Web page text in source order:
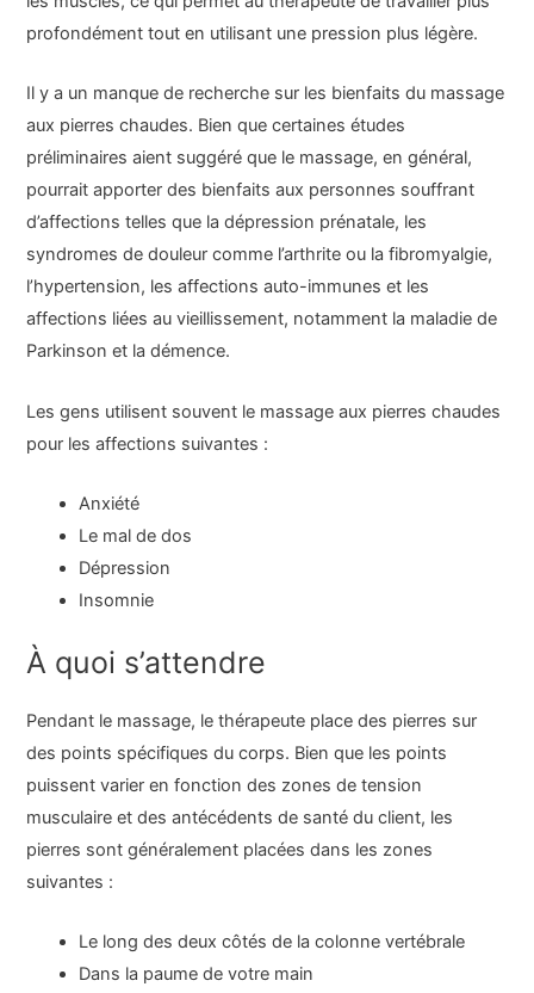
profondément tout en utilisant une pression plus légère.
Il y a un manque de recherche sur les bienfaits du massage
aux pierres chaudes. Bien que certaines études
préliminaires aient suggéré que le massage, en général,
pourrait apporter des bienfaits aux personnes souffrant
d’affections telles que la dépression prénatale, les
syndromes de douleur comme l’arthrite ou la fibromyalgie,
l’hypertension, les affections auto-immunes et les
affections liées au vieillissement, notamment la maladie de
Parkinson et la démence.
Les gens utilisent souvent le massage aux pierres chaudes
pour les affections suivantes :
Anxiété
Le mal de dos
Dépression
Insomnie
À quoi s’attendre
Pendant le massage, le thérapeute place des pierres sur
des points spécifiques du corps. Bien que les points
puissent varier en fonction des zones de tension
musculaire et des antécédents de santé du client, les
pierres sont généralement placées dans les zones
suivantes :
Le long des deux côtés de la colonne vertébrale
Dans la paume de votre main